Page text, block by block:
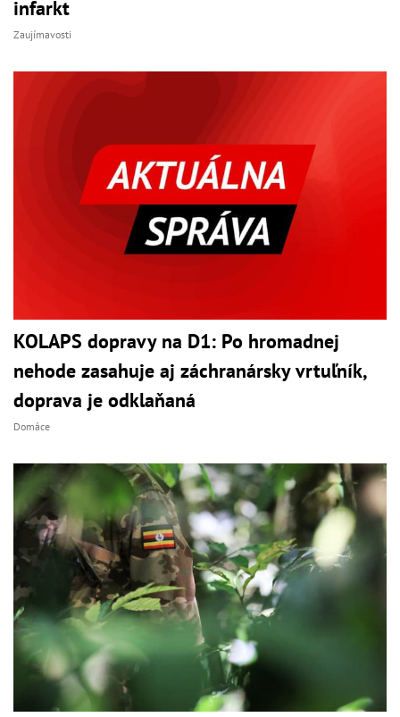
infarkt
Zaujímavosti
KOLAPS dopravy na D1: Po hromadnej
nehode zasahuje aj záchranársky vrtuľník,
doprava je odklaňaná
Domáce